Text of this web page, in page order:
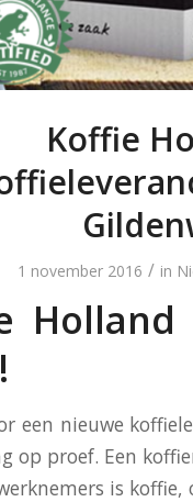
Koffie
1 november 2016 / in
een nieuwe
op proef. Een
is